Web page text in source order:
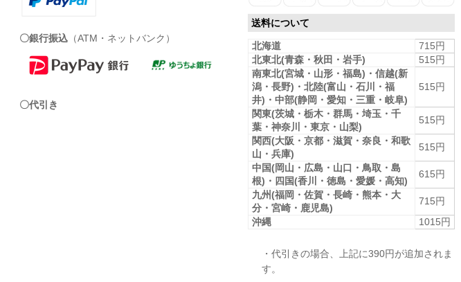
〇銀行振込 （ATM・ネットバンク）
〇代引き
送料について
北海道
715円
北東北(青森・秋田・岩手)
515円
南東北(宮城・山形・福島)・信越(新
潟・長野)・北陸(富山・石川・福
井)・中部(静岡・愛知・三重・岐阜)
515円
関東(茨城・栃木・群馬・埼玉・千
葉・神奈川・東京・山梨)
515円
関西(大阪・京都・滋賀・奈良・和歌
山・兵庫)
515円
中国(岡山・広島・山口・鳥取・島
根)・四国(香川・徳島・愛媛・高知)
615円
九州(福岡・佐賀・長崎・熊本・大
分・宮崎・鹿児島)
715円
沖縄
1015円
・代引きの場合、上記に390円が追加されま
す。